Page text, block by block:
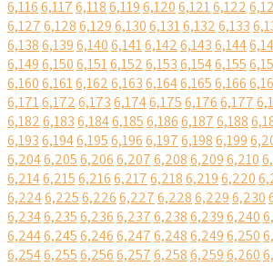
6,1166,1176,1186,1196,1206,1216,122
6,1276,1286,1296,1306,1316,1326,133
6,1386,1396,1406,1416,1426,1436,144
6,1496,1506,1516,1526,1536,1546,155
6,1606,1616,1626,1636,1646,1656,166
6,1716,1726,1736,1746,1756,1766,177
6,1826,1836,1846,1856,1866,1876,188
6,1936,1946,1956,1966,1976,1986,199
6,2046,2056,2066,2076,2086,2096,210
6,2146,2156,2166,2176,2186,2196,220
6,2246,2256,2266,2276,2286,2296,230
6,2346,2356,2366,2376,2386,2396,240
6,2446,2456,2466,2476,2486,2496,250
6,2546,2556,2566,2576,2586,2596,260